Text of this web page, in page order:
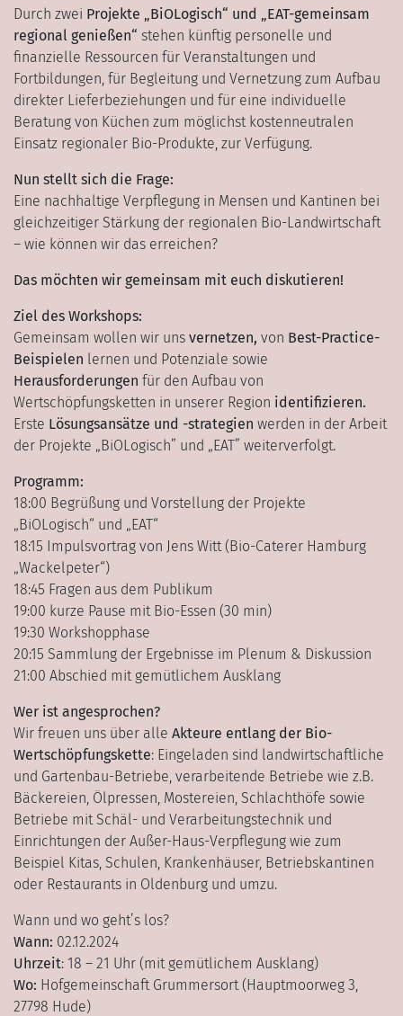
Durch zwei Projekte „BiOLogisch“ und „EAT-gemeinsam
regional genießen“ stehen künftig personelle und
finanzielle Ressourcen für Veranstaltungen und
Fortbildungen, für Begleitung und Vernetzung zum Aufbau
direkter Lieferbeziehungen und für eine individuelle
Beratung von Küchen zum möglichst kostenneutralen
Einsatz regionaler Bio-Produkte, zur Verfügung.
Nun stellt sich die Frage:
Eine nachhaltige Verpflegung in Mensen und Kantinen bei
gleichzeitiger Stärkung der regionalen Bio-Landwirtschaft
– wie können wir das erreichen?
Das möchten wir gemeinsam mit euch diskutieren!
Ziel des Workshops:
Gemeinsam wollen wir uns vernetzen, von Best-Practice-
Beispielen lernen und Potenziale sowie
Herausforderungen für den Aufbau von
Wertschöpfungsketten in unserer Region identifizieren.
Erste Lösungsansätze und -strategien werden in der Arbeit
der Projekte „BiOLogisch” und „EAT” weiterverfolgt.
Programm:
18:00 Begrüßung und Vorstellung der Projekte
„BiOLogisch“ und „EAT“
18:15 Impulsvortrag von Jens Witt (Bio-Caterer Hamburg
„Wackelpeter“)
18:45 Fragen aus dem Publikum
19:00 kurze Pause mit Bio-Essen (30 min)
19:30 Workshopphase
20:15 Sammlung der Ergebnisse im Plenum & Diskussion
21:00 Abschied mit gemütlichem Ausklang
Wer ist angesprochen?
Wir freuen uns über alle Akteure entlang der Bio-
Wertschöpfungskette: Eingeladen sind landwirtschaftliche
und Gartenbau-Betriebe, verarbeitende Betriebe wie z.B.
Bäckereien, Ölpressen, Mostereien, Schlachthöfe sowie
Betriebe mit Schäl- und Verarbeitungstechnik und
Einrichtungen der Außer-Haus-Verpflegung wie zum
Beispiel Kitas, Schulen, Krankenhäuser, Betriebskantinen
oder Restaurants in Oldenburg und umzu.
Wann und wo geht’s los?
Wann: 02.12.2024
Uhrzeit: 18 – 21 Uhr (mit gemütlichem Ausklang)
Wo: Hofgemeinschaft Grummersort (Hauptmoorweg 3,
27798 Hude)